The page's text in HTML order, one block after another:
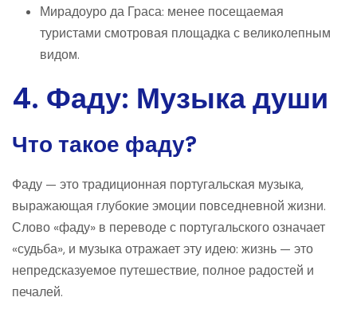
Мирадоуро да Граса: менее посещаемая
туристами смотровая площадка с великолепным
видом.
4. Фаду: Музыка души
Что такое фаду?
Фаду — это традиционная португальская музыка,
выражающая глубокие эмоции повседневной жизни.
Слово «фаду» в переводе с португальского означает
«судьба», и музыка отражает эту идею: жизнь — это
непредсказуемое путешествие, полное радостей и
печалей.